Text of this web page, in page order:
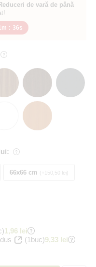
de vară de până
: 36s
66x66 cm +150,50 lei
1,96 lei
(1buc)9,33 lei